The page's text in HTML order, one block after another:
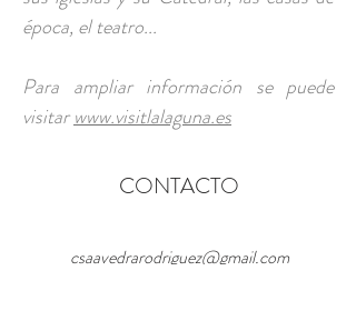
época, el teatro...
Para ampliar información se puede
visitarwww.visitlalaguna.es
CONTACTO
csaavedrarodriguez@gmail.com